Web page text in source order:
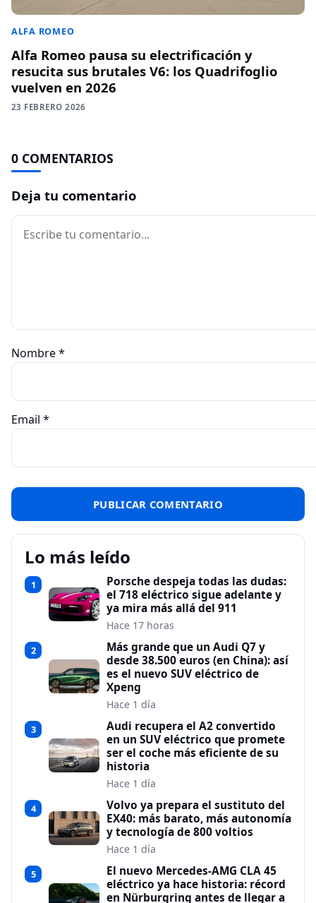
ALFA ROMEO
Alfa Romeo pausa su electrificación y
resucita sus brutales V6: los Quadrifoglio
vuelven en 2026
23 FEBRERO 2026
0 COMENTARIOS
Deja tu comentario
Comentario
Nombre*
Email *
Lo más leído
1
Porsche despeja todas las dudas:
el 718 eléctrico sigue adelante y
ya mira más allá del 911
Hace 17 horas
2
Más grande que un Audi Q7 y
desde 38.500 euros (en China): así
es el nuevo SUV eléctrico de
Xpeng
Hace 1 día
3
Audi recupera el A2 convertido
en un SUV eléctrico que promete
ser el coche más eficiente de su
historia
Hace 1 día
4
Volvo ya prepara el sustituto del
EX40: más barato, más autonomía
y tecnología de 800 voltios
Hace 1 día
5
El nuevo Mercedes-AMG CLA 45
eléctrico ya hace historia: récord
en Nürburgring antes de llegar a